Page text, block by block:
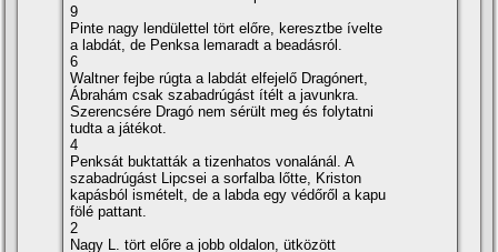
9
Pinte nagy lendülettel tört előre, keresztbe í­velte
a labdát, de Penksa lemaradt a beadásról.
6
Waltner fejbe rúgta a labdát elfejelő Dragónert,
Ábrahám csak szabadrúgást í­télt a javunkra.
Szerencsére Dragó nem sérült meg és folytatni
tudta a játékot.
4
Penksát buktatták a tizenhatos vonalánál. A
szabadrúgást Lipcsei a sorfalba lőtte, Kriston
kapásból ismételt, de a labda egy védőről a kapu
fölé pattant.
2
Nagy L. tört előre a jobb oldalon, ütközött